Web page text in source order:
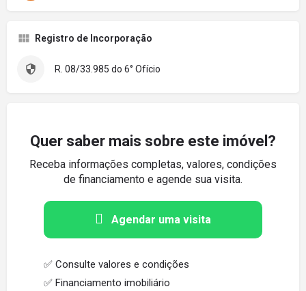
Registro de Incorporação
R. 08/33.985 do 6° Ofício
Quer saber mais sobre este imóvel?
Receba informações completas, valores, condições
de financiamento e agende sua visita.
Agendar uma visita
✅ Consulte valores e condições
✅ Financiamento imobiliário